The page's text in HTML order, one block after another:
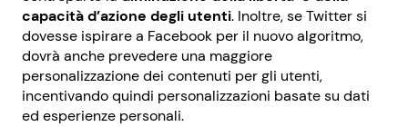
capacità d’azione degli utenti. Inoltre, se Twitter si
dovesse ispirare a Facebook per il nuovo algoritmo,
dovrà anche prevedere una maggiore
personalizzazione dei contenuti per gli utenti,
incentivando quindi personalizzazioni basate su dati
ed esperienze personali.